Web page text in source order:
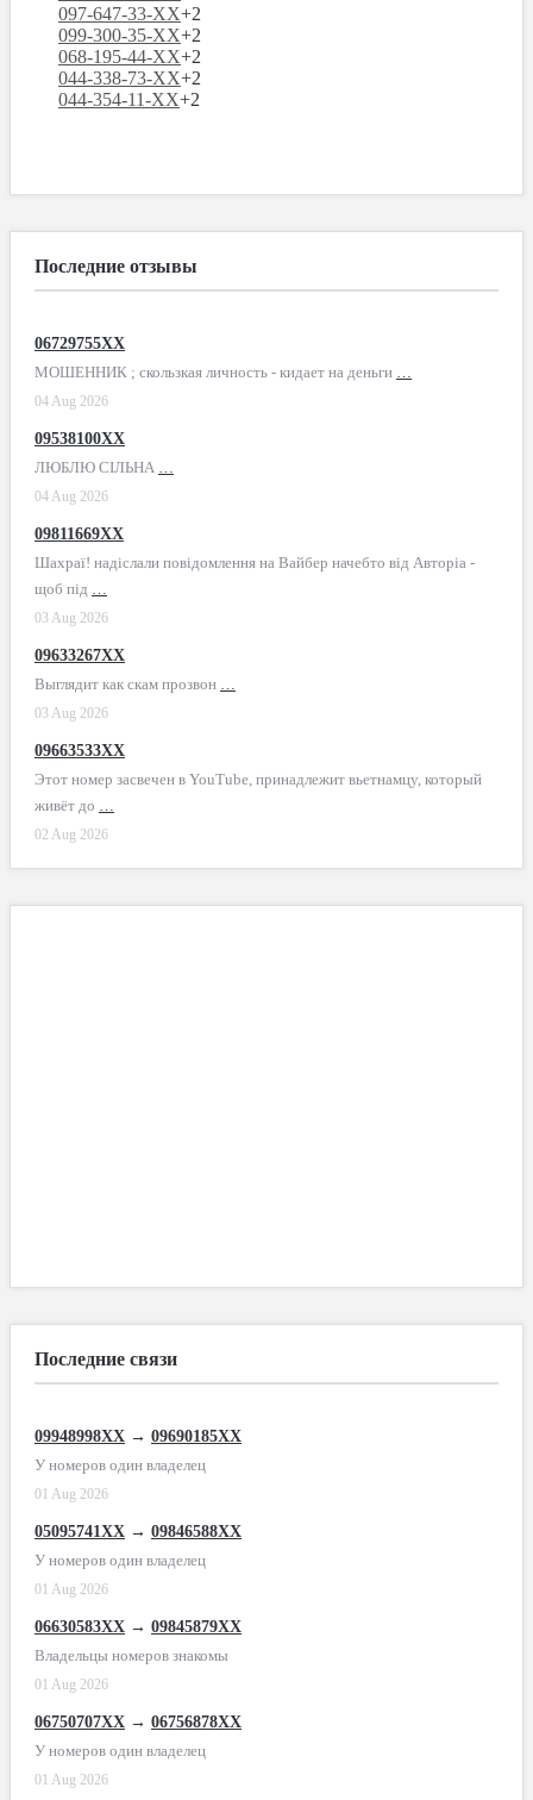
097-647-33-XX+2
099-300-35-XX+2
068-195-44-XX+2
044-338-73-XX+2
044-354-11-XX+2
Последние отзывы
06729755XX
МОШЕННИК ; скользкая личность - кидает на деньги …
04 Aug 2026
09538100XX
ЛЮБЛЮ СІЛЬНА …
04 Aug 2026
09811669XX
Шахраї! надіслали повідомлення на Вайбер начебто від Авторіа -
щоб під …
03 Aug 2026
09633267XX
Выглядит как скам прозвон …
03 Aug 2026
09663533XX
Этот номер засвечен в YouTube, принадлежит вьетнамцу, который
живёт до …
02 Aug 2026
Последние связи
09948998XX → 09690185XX
У номеров один владелец
01 Aug 2026
05095741XX → 09846588XX
У номеров один владелец
01 Aug 2026
06630583XX → 09845879XX
Владельцы номеров знакомы
01 Aug 2026
06750707XX → 06756878XX
У номеров один владелец
01 Aug 2026